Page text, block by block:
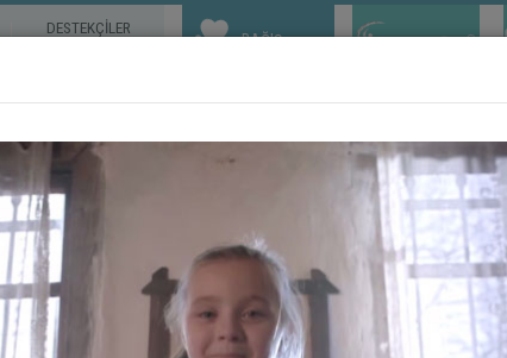
DESTEKÇİLER
BAĞIŞ
ÇALIŞMALAR TOPLULUKLAR